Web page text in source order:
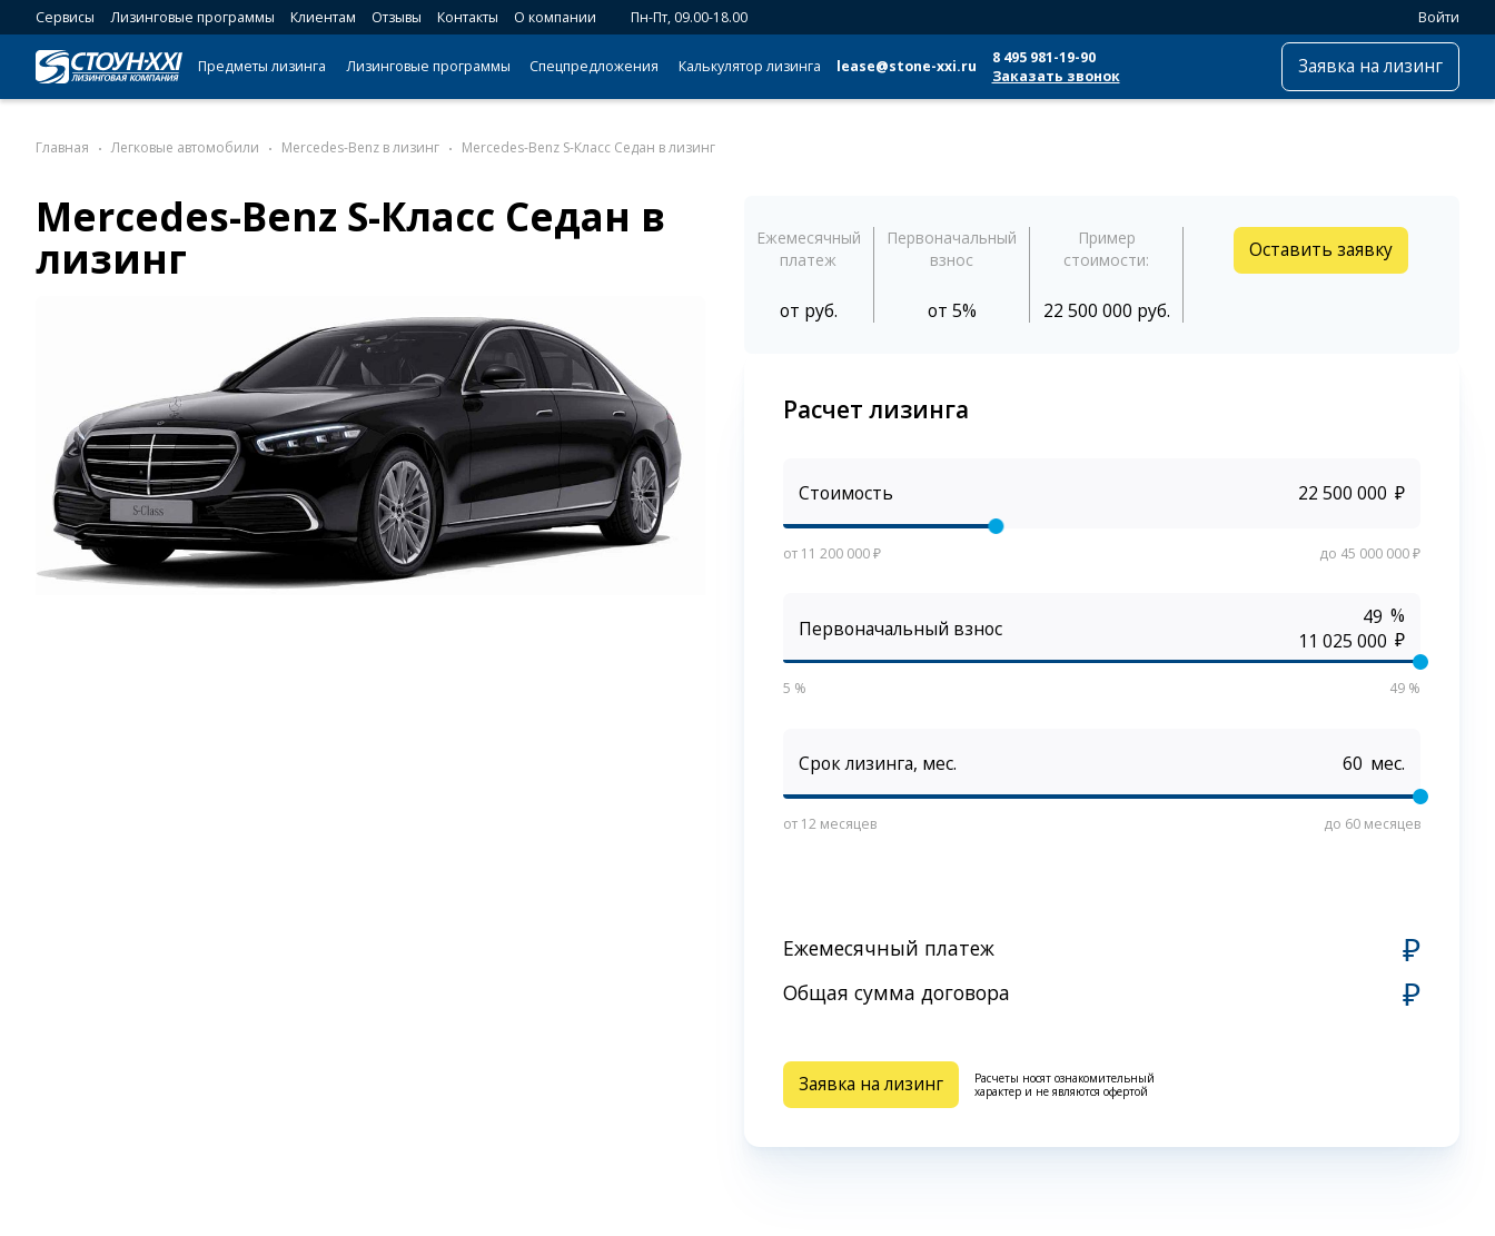
Сервисы Лизинговые программы Клиентам Отзывы Контакты О компании Пн-Пт, 09.00-18.00 Войти
Предметы лизинга Лизинговые программы Спецпредложения Калькулятор лизинга lease@stone-xxi.ru
8 495 981-19-90
Заказать звонок
Заявка на лизинг
Главная Легковые автомобили Mercedes-Benz в лизинг Mercedes-Benz S-Класс Седан в лизинг
Mercedes-Benz S-Класс Седан в
лизинг
Ежемесячный
платеж
от руб.
Первоначальный
взнос
от 5%
Пример
стоимости:
22 500 000 руб.
Оставить заявку
Расчет лизинга
Стоимость ₽
от 11 200 000 ₽ до 45 000 000 ₽
Первоначальный взнос
%
₽
5 % 49 %
Срок лизинга, мес. мес.
от 12 месяцев до 60 месяцев
Ежемесячный платеж ₽
Общая сумма договора ₽
Заявка на лизинг
Расчеты носят ознакомительный
характер и не являются офертой